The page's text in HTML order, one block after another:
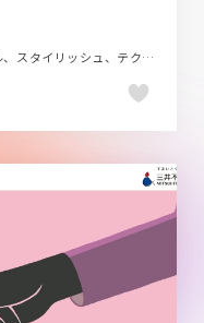
グレー系、コーポレートサイト、シンプル、スタイリッシュ、テクノロジー・サイエンス、ホワイト系、モーション多め、大きめ写真